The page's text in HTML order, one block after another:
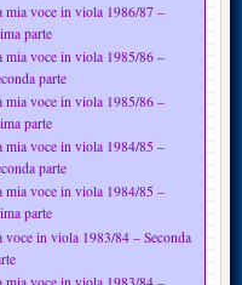
mia voce in viola 1986/87 –
parte
mia voce in viola 1985/86 –
parte
mia voce in viola 1985/86 –
parte
mia voce in viola 1984/85 –
parte
mia voce in viola 1984/85 –
parte
voce in viola 1983/84 – Seconda